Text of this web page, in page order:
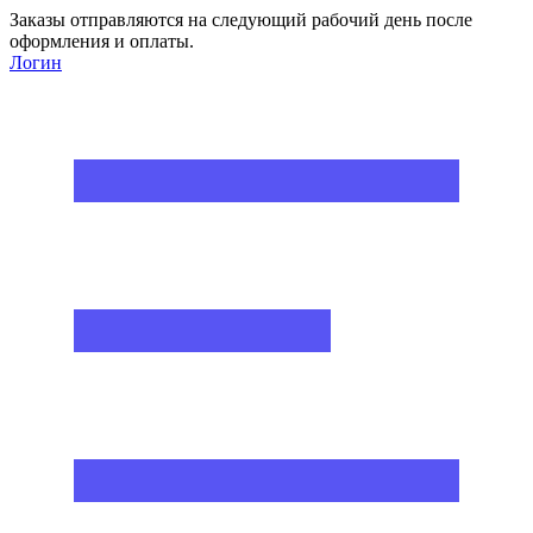
Заказы отправляются на следующий рабочий день после
оформления и оплаты.
Логин